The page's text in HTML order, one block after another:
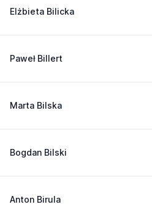
Elżbieta Bilicka
Paweł Billert
Marta Bilska
Bogdan Bilski
Anton Birula